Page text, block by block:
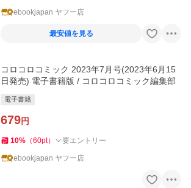
ebookjapan ヤフー店
最安値を見る
コロコロコミック 2023年7月号(2023年6月15
日発売) 電子書籍版 / コロコロコミック編集部
電子書籍
679円
10% （60pt） 要エントリー
ebookjapan ヤフー店